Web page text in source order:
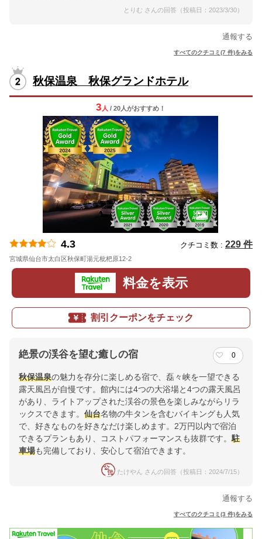
とりむ さんの回答（投稿日：2023/3/30）
通報する
すべてのクチコミ(7 件)をみる
秋保温泉 秋保グランドホテル
3 人 / 20人がおすすめ！
4.3 クチコミ数 : 229 件
宮城県仙台市太白区秋保町湯元枇杷原12-2
料金を表示
割引クーポンをチェック
絶景の渓谷を望む癒しの宿 0
秋保温泉の魅力を存分に楽しめる宿で、磊々峡を一望できる
露天風呂が自慢です。館内には4つの大浴場と4つの露天風呂
があり、ライトアップされた渓谷の景色を楽しみながらリラ
ックスできます。 仙台名物の牛タンを含むバイキングも人気
で、好きなものを好きなだけ楽しめます。2万円以内で宿泊
できるプランもあり、コストパフォーマンスも抜群です。 駐
車場も完備しており、安心して宿泊できます。
たけやん さんの回答（投稿日：2024/7/15）
通報する
すべてのクチコミ(3 件)をみる